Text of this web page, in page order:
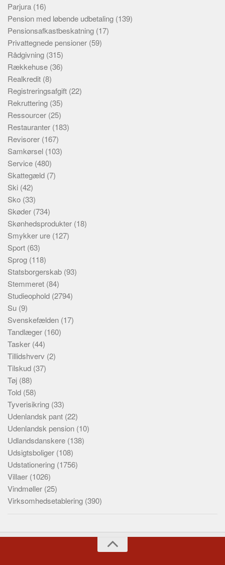
Parjura (16)
Pension med løbende udbetaling (139)
Pensionsafkastbeskatning (17)
Privattegnede pensioner (59)
Rådgivning (315)
Rækkehuse (36)
Realkredit (8)
Registreringsafgift (22)
Rekruttering (35)
Ressourcer (25)
Restauranter (183)
Revisorer (167)
Samkørsel (103)
Service (480)
Skattegæld (7)
Ski (42)
Sko (33)
Skøder (734)
Skønhedsprodukter (18)
Smykker ure (127)
Sport (63)
Sprog (118)
Statsborgerskab (93)
Stemmeret (84)
Studieophold (2794)
Su (9)
Svenskefælden (17)
Tandlæger (160)
Tasker (44)
Tillidshverv (2)
Tilskud (37)
Tøj (88)
Told (58)
Tyverisikring (33)
Udenlandsk pant (22)
Udenlandsk pension (10)
Udlandsdanskere (138)
Udsigtsboliger (108)
Udstationering (1756)
Villaer (1026)
Vindmøller (25)
Virksomhedsetablering (390)